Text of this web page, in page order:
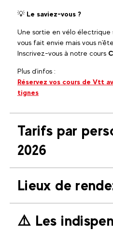
💡 Le saviez-vous ?
Une sortie en vélo électrique
vous fait envie mais vous
Inscrivez-vous à notre cours
Plus d'infos :
Réservez vos cours de Vtt
tignes
Tarifs par
2026
Lieux de
⚠️​ Les